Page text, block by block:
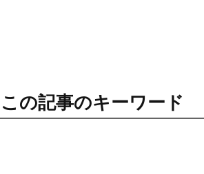
この記事のキーワード